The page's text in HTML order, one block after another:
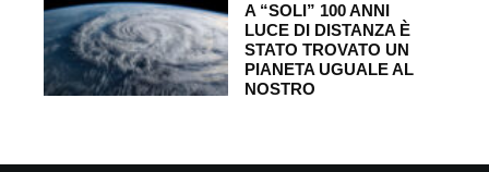
A “SOLI” 100 ANNI
LUCE DI DISTANZA È
STATO TROVATO UN
PIANETA UGUALE AL
NOSTRO